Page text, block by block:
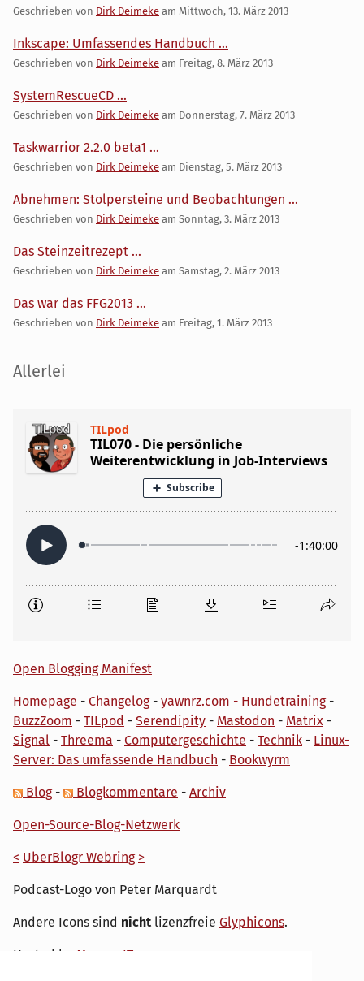
Geschrieben von Dirk Deimeke am Mittwoch, 13. März 2013
Inkscape: Umfassendes Handbuch ...
Geschrieben von Dirk Deimeke am Freitag, 8. März 2013
SystemRescueCD ...
Geschrieben von Dirk Deimeke am Donnerstag, 7. März 2013
Taskwarrior 2.2.0 beta1 ...
Geschrieben von Dirk Deimeke am Dienstag, 5. März 2013
Abnehmen: Stolpersteine und Beobachtungen ...
Geschrieben von Dirk Deimeke am Sonntag, 3. März 2013
Das Steinzeitrezept ...
Geschrieben von Dirk Deimeke am Samstag, 2. März 2013
Das war das FFG2013 ...
Geschrieben von Dirk Deimeke am Freitag, 1. März 2013
Seitenleiste
Allerlei
Open Blogging Manifest
Homepage - Changelog- yawnrz.com - Hundetraining-
BuzzZoom - TILpod - Serendipity - Mastodon - Matrix -
Signal - Threema - Computergeschichte - Technik - Linux-
Server: Das umfassende Handbuch - Bookwyrm
Blog- Blogkommentare - Archiv
Open-Source-Blog-Netzwerk
< UberBlogr Webring >
Podcast-Logo von Peter Marquardt
Andere Icons sind nicht lizenzfreie Glyphicons.
Hosted by My own IT.